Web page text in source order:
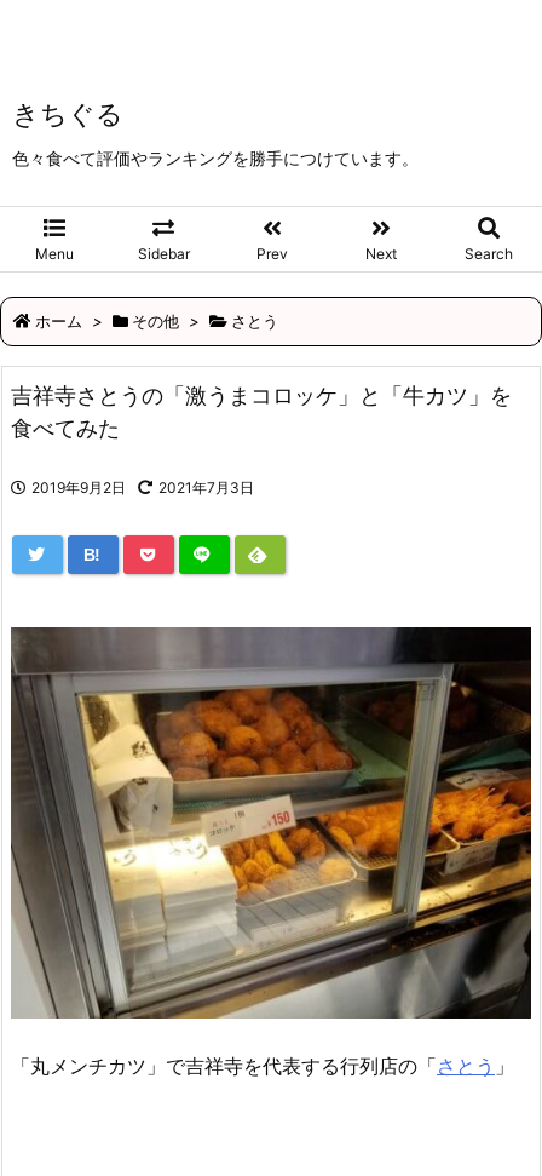
きちぐる
色々食べて評価やランキングを勝手につけています。
Menu Sidebar Prev Next Search
ホーム > その他 > さとう
吉祥寺さとうの「激うまコロッケ」と「牛カツ」を
食べてみた
2019年9月2日 2021年7月3日
B!
「丸メンチカツ」で吉祥寺を代表する行列店の「さとう 」